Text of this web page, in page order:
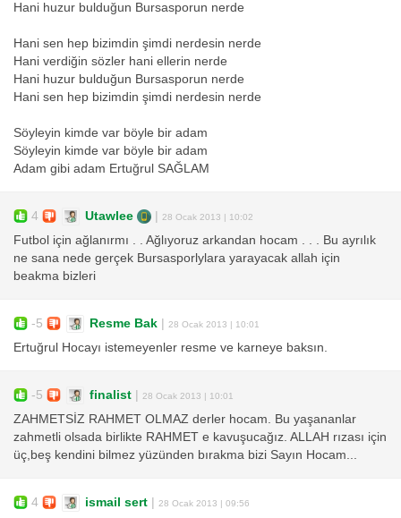
Hani huzur bulduğun Bursasporun nerde
Hani sen hep bizimdin şimdi nerdesin nerde
Hani verdiğin sözler hani ellerin nerde
Hani huzur bulduğun Bursasporun nerde
Hani sen hep bizimdin şimdi nerdesin nerde
Söyleyin kimde var böyle bir adam
Söyleyin kimde var böyle bir adam
Adam gibi adam Ertuğrul SAĞLAM
4 Utawlee | 28 Ocak 2013 | 10:02
Futbol için ağlanırmı . . Ağlıyoruz arkandan hocam . . . Bu ayrılık
ne sana nede gerçek Bursasporlylara yarayacak allah için
beakma bizleri
-5 Resme Bak | 28 Ocak 2013 | 10:01
Ertuğrul Hocayı istemeyenler resme ve karneye baksın.
-5 finalist | 28 Ocak 2013 | 10:01
ZAHMETSİZ RAHMET OLMAZ derler hocam. Bu yaşananlar
zahmetli olsada birlikte RAHMET e kavuşucağız. ALLAH rızası için
üç,beş kendini bilmez yüzünden bırakma bizi Sayın Hocam...
4 ismail sert | 28 Ocak 2013 | 09:56